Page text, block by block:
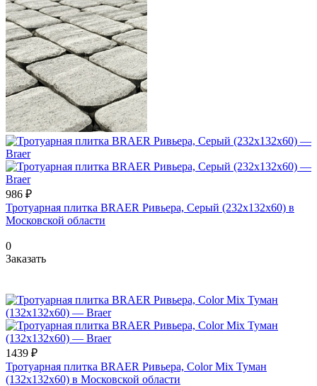
986 ₽
Тротуарная плитка BRAER Ривьера, Серый (232х132x60) в
Московской области
0
Заказать
1439 ₽
Тротуарная плитка BRAER Ривьера, Color Mix Туман
(132х132x60) в Московской области